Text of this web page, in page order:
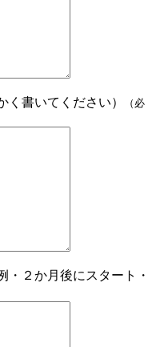
く書いてください）
（必
・２か月後にスタート・